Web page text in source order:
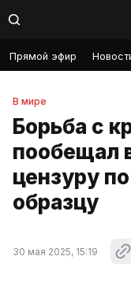
Прямой эфир
В мире
Борьба с
пообещал
цензуру
образцу
30 мая 2025, 15:19